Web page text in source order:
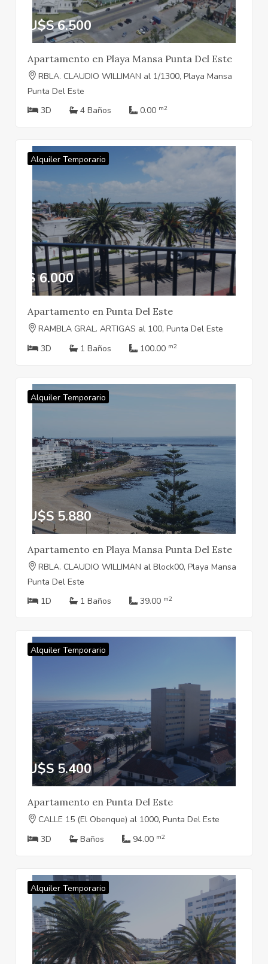
U$S 6.500
Apartamento en Playa Mansa Punta Del Este
RBLA. CLAUDIO WILLIMAN al 1/1300, Playa Mansa
Punta Del Este
3D
4 Baños 0.00 m2
Alquiler Temporario
$ 6.000
Apartamento en Punta Del Este
RAMBLA GRAL. ARTIGAS al 100, Punta Del Este
3D
1 Baños 100.00 m2
Alquiler Temporario
U$S 5.880
Apartamento en Playa Mansa Punta Del Este
RBLA. CLAUDIO WILLIMAN al Block00, Playa Mansa
Punta Del Este
1D
1 Baños 39.00 m2
Alquiler Temporario
U$S 5.400
Apartamento en Punta Del Este
CALLE 15 (El Obenque) al 1000, Punta Del Este
3D
Baños 94.00 m2
Alquiler Temporario